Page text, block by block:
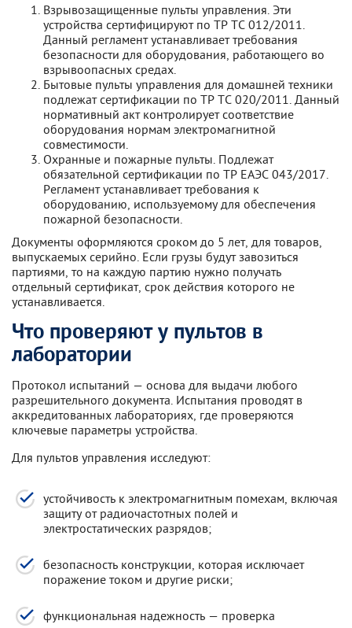
Взрывозащищенные пульты управления. Эти
устройства сертифицируют по ТР ТС 012/2011.
Данный регламент устанавливает требования
безопасности для оборудования, работающего во
взрывоопасных средах.
Бытовые пульты управления для домашней техники
подлежат сертификации по ТР ТС 020/2011. Данный
нормативный акт контролирует соответствие
оборудования нормам электромагнитной
совместимости.
Охранные и пожарные пульты. Подлежат
обязательной сертификации по ТР ЕАЭС 043/2017.
Регламент устанавливает требования к
оборудованию, используемому для обеспечения
пожарной безопасности.
Документы оформляются сроком до 5 лет, для товаров,
выпускаемых серийно. Если грузы будут завозиться
партиями, то на каждую партию нужно получать
отдельный сертификат, срок действия которого не
устанавливается.
Что проверяют у пультов в
лаборатории
Протокол испытаний — основа для выдачи любого
разрешительного документа. Испытания проводят в
аккредитованных лабораториях, где проверяются
ключевые параметры устройства.
Для пультов управления исследуют:
устойчивость к электромагнитным помехам, включая
защиту от радиочастотных полей и
электростатических разрядов;
безопасность конструкции, которая исключает
поражение током и другие риски;
функциональная надежность — проверка